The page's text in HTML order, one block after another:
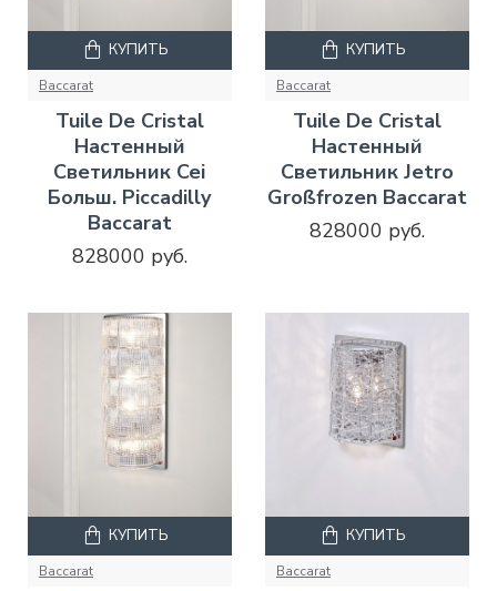
Baccarat
Tuile De Cristal
Настенный
Светильник Cei
Больш. Piccadilly
Baccarat
828000 руб.
КУПИТЬ
Baccarat
Tuile De Cristal
Настенный
Светильник Jetro
Großfrozen Baccarat
828000 руб.
КУПИТЬ
Baccarat
КУПИТЬ
Baccarat
КУПИТЬ